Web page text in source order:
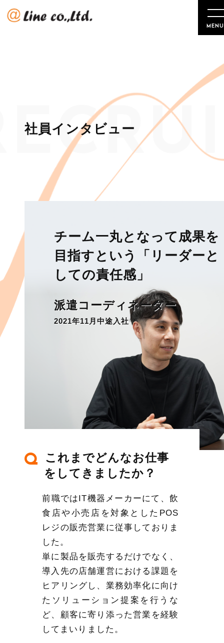
MENU
社員インタビュー
チーム一丸となって成果を
目指すという「リーダーと
しての責任感」
派遣コーディネーター
2021年11月中途入社
Q
これまでどんなお仕事
をしてきましたか？
前職ではIT機器メーカーにて、飲
食店や小売店を対象としたPOS
レジの販売営業に従事しておりま
した。
単に製品を販売するだけでなく、
導入先の店舗運営における課題を
ヒアリングし、業務効率化に向け
たソリューション提案を行うな
ど、顧客に寄り添った営業を経験
してまいりました。